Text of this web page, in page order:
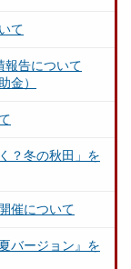
て
報告について
金）
？冬の秋田」を
催について
バージョン』を